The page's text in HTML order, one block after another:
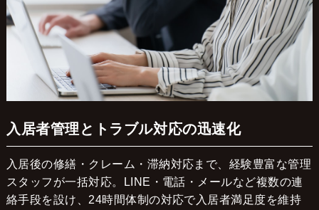
入居者管理とトラブル対応の迅速化
入居後の修繕・クレーム・滞納対応まで、経験豊富な管理
スタッフが一括対応。LINE・電話・メールなど複数の連
絡手段を設け、24時間体制の対応で入居者満足度を維持